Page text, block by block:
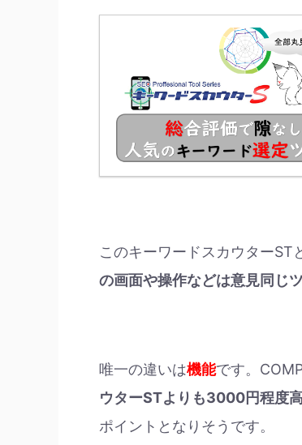
このキーワードスカウターST
の画面や操作などは意見同じ
唯一の違いは機能です。
ウターSTよりも3000円程度
ポイントとなりそうです。